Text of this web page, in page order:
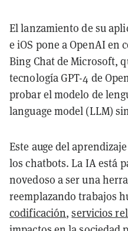
El lanzamiento de su
e iOS pone a OpenAI en
Bing Chat de Microsoft,
tecnología GPT-4 de
probar el modelo de
language model (LLM)
Este auge del
los chatbots. La IA está
novedoso a ser una
reemplazando trabajos
codificación,servicios